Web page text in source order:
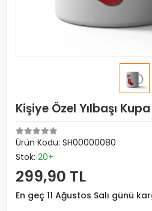
Kişiye Özel Yılbaşı
Ürün Kodu: SH00000080
Stok: 20+
299,90 TL
En geç 11 Ağustos Salı günü